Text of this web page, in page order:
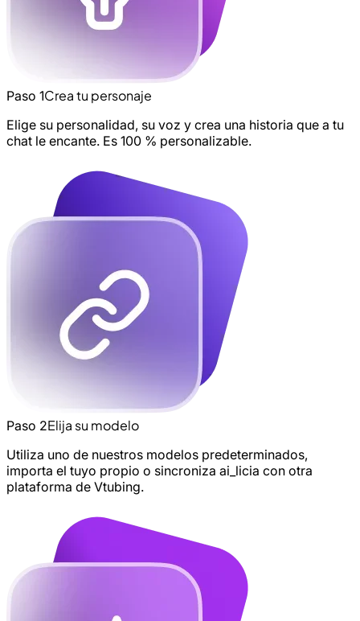
Paso 1Crea tu personaje
Elige su personalidad, su voz y crea una historia que a tu
chat le encante. Es 100 % personalizable.
Paso 2Elija su modelo
Utiliza uno de nuestros modelos predeterminados,
importa el tuyo propio o sincroniza ai_licia con otra
plataforma de Vtubing.